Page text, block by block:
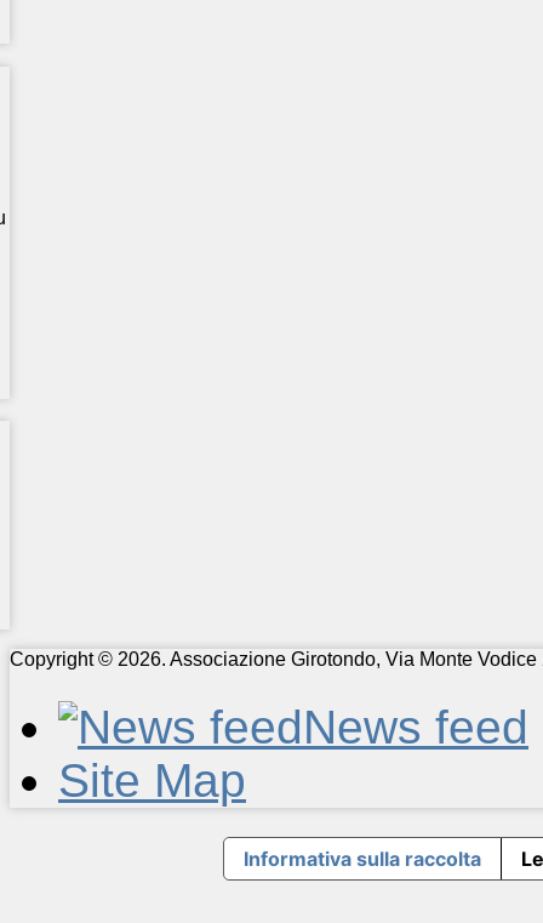
Copyright © 2026. Associazione Girotondo, Via Monte Vodice
News feed
Site Map
Informativa sulla raccolta